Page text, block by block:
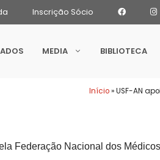
Inscrição Sócio
MEDIA BIBLIOTECA
Início»USF-AN
Federação Nacional dos